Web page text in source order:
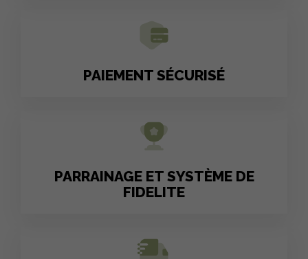
PAIEMENT SÉCURISÉ
PARRAINAGE ET SYSTÈME DE
FIDELITE